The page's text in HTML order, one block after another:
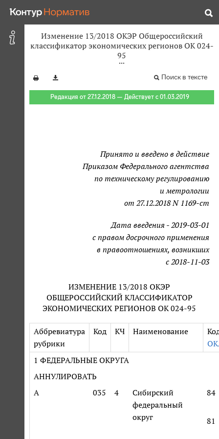
Изменение 13/2018 ОКЭР Общероссийский
классификатор экономических регионов ОК 024-
95
Поиск в тексте
Редакция от 27.12.2018 — Действует с 01.03.2019
Принято и введено в действие
Приказом Федерального агентства
по техническому регулированию
и метрологии
от 27.12.2018 N 1169-ст
Дата введения - 2019-03-01
с правом досрочного применения
в правоотношениях, возникших
с 2018-11-03
ИЗМЕНЕНИЕ 13/2018 ОКЭР
ОБЩЕРОССИЙСКИЙ КЛАССИФИКАТОР
ЭКОНОМИЧЕСКИХ РЕГИОНОВ ОК 024-95
Аббревиатура
рубрики
Код КЧ Наименование
1 ФЕДЕРАЛЬНЫЕ ОКРУГА
АННУЛИРОВАТЬ
А
035 4
Сибирский
федеральный
округ
84
81